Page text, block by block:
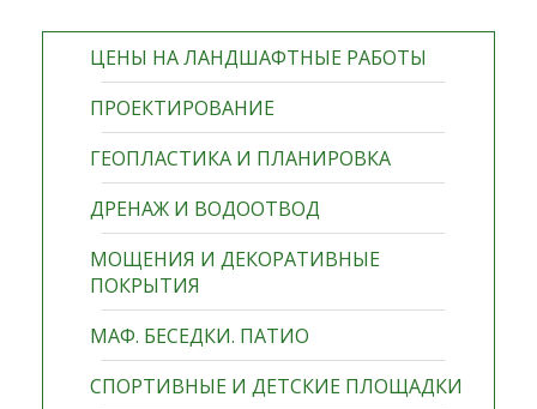
ЦЕНЫ НА ЛАНДШАФТНЫЕ РАБОТЫ
ПРОЕКТИРОВАНИЕ
ГЕОПЛАСТИКА И ПЛАНИРОВКА
ДРЕНАЖ И ВОДООТВОД
МОЩЕНИЯ И ДЕКОРАТИВНЫЕ
ПОКРЫТИЯ
МАФ. БЕСЕДКИ. ПАТИО
СПОРТИВНЫЕ И ДЕТСКИЕ ПЛОЩАДКИ